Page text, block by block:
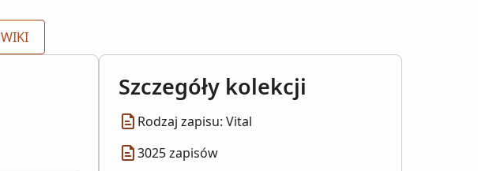
WIKI
Szczegóły kolekcji
Rodzaj zapisu: Vital
3025 zapisów